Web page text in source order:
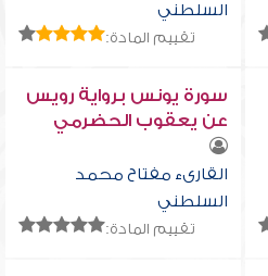
السلطني
تقييم المادة:
سورة يونس برواية رويس
عن يعقوب الحضرمي
القارىء مفتاح محمد
السلطني
تقييم المادة: